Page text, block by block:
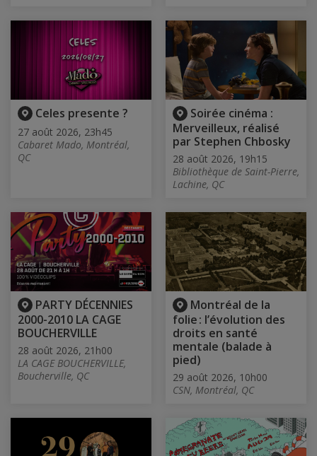
Celes presente ?
27 août 2026, 23h45
Cabaret Mado, Montréal,
QC
Soirée cinéma :
Merveilleux, réalisé
par Stephen Chbosky
28 août 2026, 19h15
Bibliothèque de Saint-Pierre,
Lachine, QC
PARTY DÉCENNIES
2000-2010 LA CAGE
BOUCHERVILLE
28 août 2026, 21h00
LA CAGE BOUCHERVILLE,
Boucherville, QC
Montréal de la
folie : l’évolution des
droits en santé
mentale (balade à
pied)
29 août 2026, 10h00
CSN, Montréal, QC